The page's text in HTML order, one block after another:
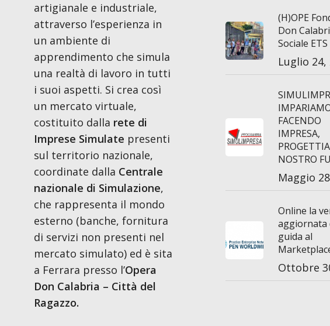
artigianale e industriale,
attraverso l’esperienza in
un ambiente di
apprendimento che simula
una realtà di lavoro in tutti
i suoi aspetti. Si crea così
un mercato virtuale,
costituito dalla rete di
Imprese Simulate presenti
sul territorio nazionale,
coordinate dalla Centrale
nazionale di Simulazione,
che rappresenta il mondo
esterno (banche, fornitura
di servizi non presenti nel
mercato simulato) ed è sita
a Ferrara presso l’Opera
Don Calabria – Città del
Ragazzo.
(H)OPE
Don
Sociale ETS
Luglio 24,
FACENDO
IMPRESA,
NOSTRO
Maggio
Online la
aggiornata
guida al
Ottobre